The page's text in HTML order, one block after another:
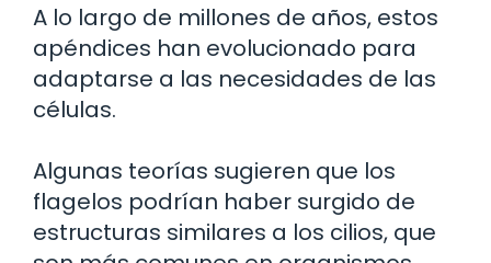
A lo largo de millones de años, estos
apéndices han evolucionado para
adaptarse a las necesidades de las
células.
Algunas teorías sugieren que los
flagelos podrían haber surgido de
estructuras similares a los cilios, que